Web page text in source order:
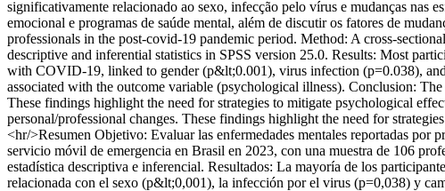
significativamente relacionado ao sexo, infecção pelo vírus e mudanças nas
emocional e programas de saúde mental, além de discutir os fatores de
professionals in the post-covid-19 pandemic period. Method: A cross-
descriptive and inferential statistics in SPSS version 25.0. Results: Most
with COVID-19, linked to gender (p&lt;0.001), virus infection (p=0.038),
associated with the outcome variable (psychological illness). Conclusion:
These findings highlight the need for strategies to mitigate psychological
personal/professional changes. These findings highlight the need for
<hr/>Resumen Objetivo: Evaluar las enfermedades mentales reportadas por
servicio móvil de emergencia en Brasil en 2023, con una muestra de 106
estadística descriptiva e inferencial. Resultados: La mayoría de los
relacionada con el sexo (p&lt;0,001), la infección por el virus (p=0,038) y